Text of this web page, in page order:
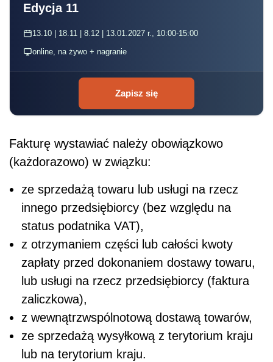
Edycja 11
13.10 | 18.11 | 8.12 | 13.01.2027 r., 10:00-15:00
online, na żywo + nagranie
Zapisz się
Fakturę wystawiać należy obowiązkowo
(każdorazowo) w związku:
ze sprzedażą towaru lub usługi na rzecz
innego przedsiębiorcy (bez względu na
status podatnika VAT),
z otrzymaniem części lub całości kwoty
zapłaty przed dokonaniem dostawy towaru,
lub usługi na rzecz przedsiębiorcy (faktura
zaliczkowa),
z wewnątrzwspólnotową dostawą towarów,
ze sprzedażą wysyłkową z terytorium kraju
lub na terytorium kraju.